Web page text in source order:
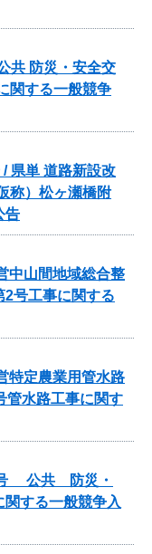
共 防災・安全交
関する一般競争
/ 県単 道路新設改
称）松ヶ瀬橋附
告
中山間地域総合整
号工事に関する
特定農業用管水路
管水路工事に関す
号 公共 防災・
する一般競争入